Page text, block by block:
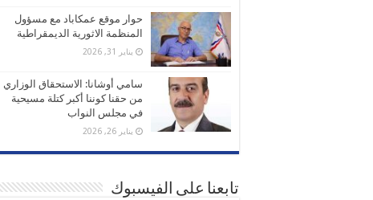
حوار موقع عمكاباد مع مسؤول
المنظمة الاثورية الديمقراطية
يناير 31, 2026
سامي أوشانا: الاستحقاق الوزاري
من حقنا كوننا أكبر كتلة مسيحية
في مجلس النواب
يناير 26, 2026
تابعنا على الفيسبوك